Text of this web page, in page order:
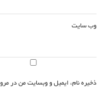
وب‌ سایت
ذخیره نام، ایمیل و وبسایت من در